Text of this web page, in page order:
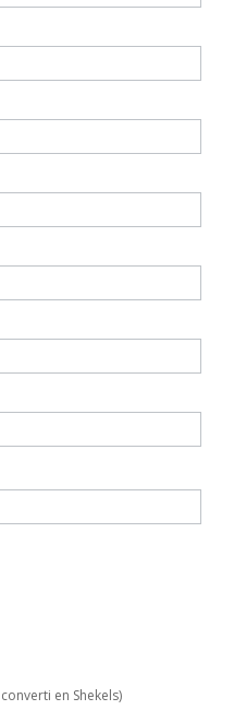
en Shekels)